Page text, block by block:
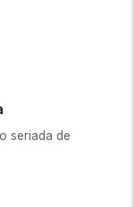
seriada de